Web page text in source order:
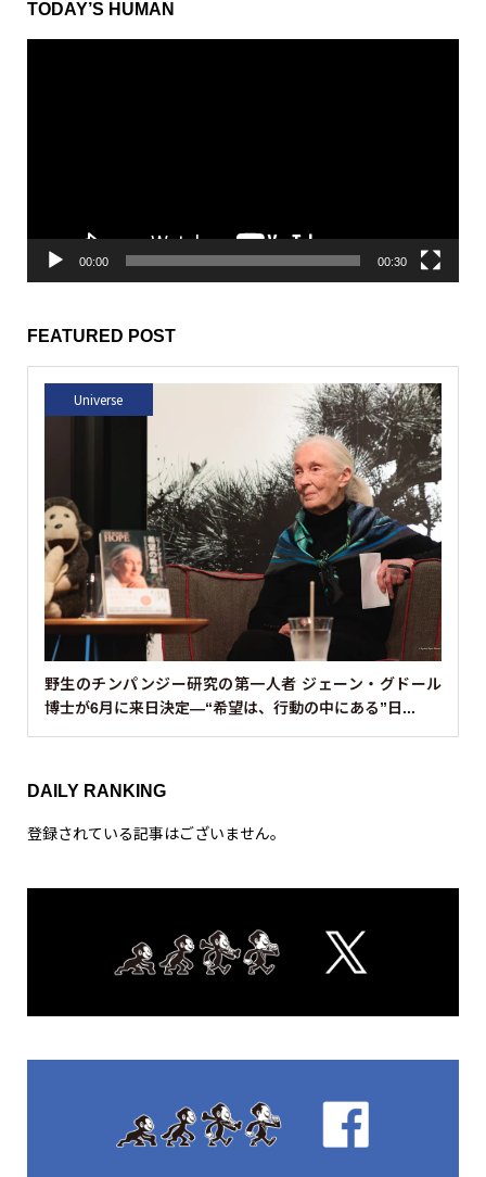
TODAY’S HUMAN
00:00 00:30
FEATURED POST
Universe
野生のチンパンジー研究の第一人者 ジェーン・グドール
博士が6月に来日決定—“希望は、行動の中にある”日...
DAILY RANKING
登録されている記事はございません。